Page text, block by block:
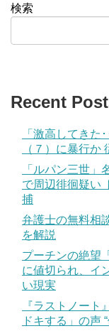
検索
Recent
「激高してきた
（７）に暴行か
「ルパン三世」
で周辺徘徊疑い
捕
弁護士の無料相
を解説
プーチンの絶望
に値切られ、イ
い現実
『ラストノート
ドキする」の声